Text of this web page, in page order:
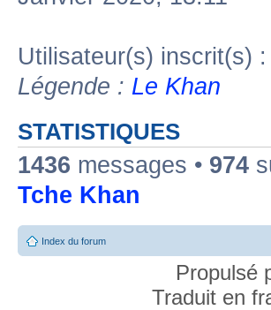
Utilisateur(s) inscrit(s) :
Légende : Le Khan
STATISTIQUES
1436 messages • 974
Tche Khan
Index du forum
Propulsé
Traduit en